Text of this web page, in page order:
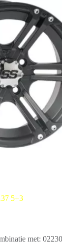
5+3
met: